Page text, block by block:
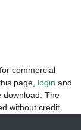
commercial
page, login and
download. The
without credit.